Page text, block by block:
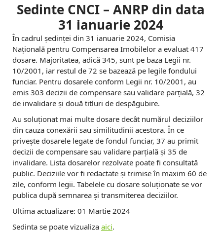
Sedinte CNCI – ANRP din data
31 ianuarie 2024
În cadrul ședinței din 31 ianuarie 2024, Comisia
Națională pentru Compensarea Imobilelor a evaluat 417
dosare. Majoritatea, adică 345, sunt pe baza Legii nr.
10/2001, iar restul de 72 se bazează pe legile fondului
funciar. Pentru dosarele conform Legii nr. 10/2001, au
emis 303 decizii de compensare sau validare parțială, 32
de invalidare și două titluri de despăgubire.
Au soluționat mai multe dosare decât numărul deciziilor
din cauza conexării sau similitudinii acestora. În ce
privește dosarele legate de fondul funciar, 37 au primit
decizii de compensare sau validare parțială și 35 de
invalidare. Lista dosarelor rezolvate poate fi consultată
public. Deciziile vor fi redactate și trimise în maxim 60 de
zile, conform legii. Tabelele cu dosare soluționate se vor
publica după semnarea și transmiterea deciziilor.
Ultima actualizare: 01 Martie 2024
Sedinta se poate vizualiza aici.